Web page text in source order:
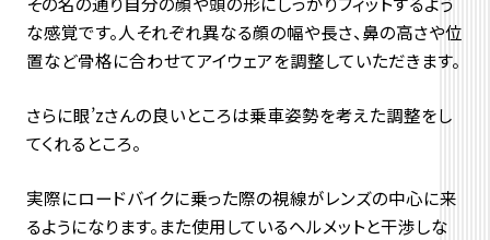
な感覚です。人それぞれ異なる顔の幅や長さ、鼻の高さや位
置など骨格に合わせてアイウェアを調整していただきます。
さらに眼’zさんの良いところは乗車姿勢を考えた調整をし
てくれるところ。
実際にロードバイクに乗った際の視線がレンズの中心に来
るようになります。また使用しているヘルメットと干渉しな